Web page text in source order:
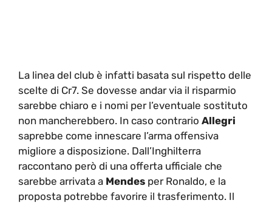
La linea del club è infatti basata sul rispetto delle
scelte di Cr7. Se dovesse andar via il risparmio
sarebbe chiaro e i nomi per l’eventuale sostituto
non mancherebbero. In caso contrario Allegri
saprebbe come innescare l’arma offensiva
migliore a disposizione. Dall’Inghilterra
raccontano però di una offerta ufficiale che
sarebbe arrivata a Mendes per Ronaldo, e la
proposta potrebbe favorire il trasferimento. Il